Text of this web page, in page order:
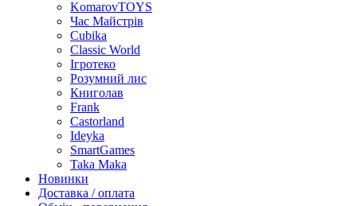
KomarovTOYS
Час Майстрів
Cubika
Classic World
Ігротеко
Розумний лис
Книголав
Frank
Castorland
Ideyka
SmartGames
Taka Maka
Новинки
Доставка / оплата